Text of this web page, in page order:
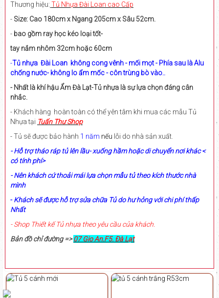
Thương hiệu: Tủ Nhựa Đài Loan cao Cấp
- Size: Cao 180cm x Ngang 205cm x Sâu 52cm.
- bao gồm ray học kéo loại tốt-
tay nắm nhôm 32cm hoặc 60cm
-Tủ nhựa Đài Loan không cong vênh - mối mọt - Phía sau là Alu
chống nước- không lo ẩm mốc - côn trùng bò vào..
- Nhất là khí hậu Ẩm Đà Lạt-Tủ nhựa là sự lựa chọn đáng cân
nhắc.
- Khách hàng hoàn toàn có thể yên tâm khi mua các mẫu Tủ
Nhựa tại Tuấn Thư Shop
- Tủ sẽ được bảo hành 1 năm nếu lỗi do nhà sản xuất.
- Hỗ trợ tháo ráp tủ lên lầu- xuống hầm hoặc di chuyển nơi khác <
có tính phí>
- Nên khách cứ thoải mái lựa chọn mẫu tủ theo kích thước nhà
mình
-Khách sẽ được hỗ trợ sửa chữa Tủ do hư hỏng với chi phí thấp
Nhất
- Shop Thiết kế Tủ nhựa theo yêu cầu của khách.
Bản đồ chỉ đường => 07 Gio An.F5. Đà Lạt